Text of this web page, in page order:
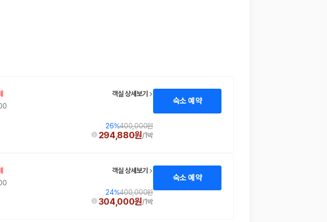
객실 상세보기
26%400,000원
294,880원/1박
숙소 예약
객실 상세보기
24%400,000원
304,000원/1박
숙소 예약